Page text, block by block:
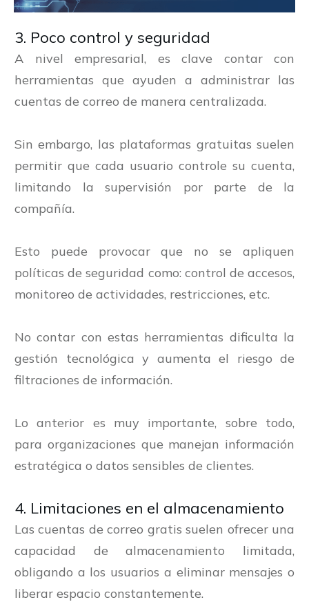
3. Poco control y seguridad
A nivel empresarial, es clave contar con
herramientas que ayuden a administrar las
cuentas de correo de manera centralizada.
Sin embargo, las plataformas gratuitas suelen
permitir que cada usuario controle su cuenta,
limitando la supervisión por parte de la
compañía.
Esto puede provocar que no se apliquen
políticas de seguridad como: control de accesos,
monitoreo de actividades, restricciones, etc.
No contar con estas herramientas dificulta la
gestión tecnológica y aumenta el riesgo de
filtraciones de información.
Lo anterior es muy importante, sobre todo,
para organizaciones que manejan información
estratégica o datos sensibles de clientes.
4. Limitaciones en el almacenamiento
Las cuentas de correo gratis suelen ofrecer una
capacidad de almacenamiento limitada,
obligando a los usuarios a eliminar mensajes o
liberar espacio constantemente.